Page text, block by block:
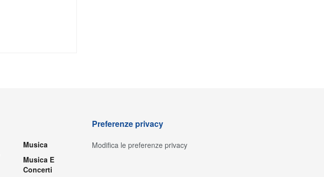
Musica
Musica E
Concerti
Preferenze privacy
Modifica le preferenze privacy